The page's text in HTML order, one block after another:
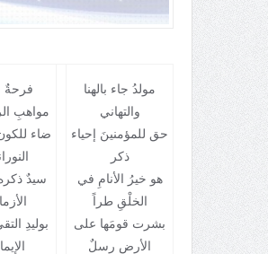
مولدُ جاء بالهنا
والتهاني
حق للمؤمنينَ إحياء
ذكر
هو خيرُ الأنامِ في
الخلْقِ طراً
بشرت قومَها على
الأرض رسلٌ
فرحةٌ
مواهبِ
ضاء
سيدٌ
بوليدِ